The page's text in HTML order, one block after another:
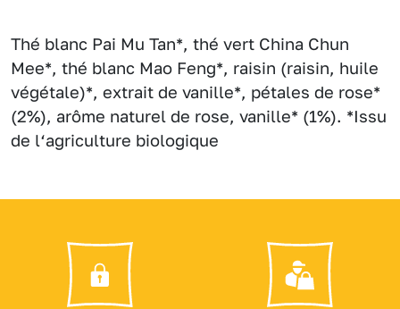
Thé blanc Pai Mu Tan*, thé vert China Chun
Mee*, thé blanc Mao Feng*, raisin (raisin, huile
végétale)*, extrait de vanille*, pétales de rose*
(2%), arôme naturel de rose, vanille* (1%). *Issu
de l‘agriculture biologique